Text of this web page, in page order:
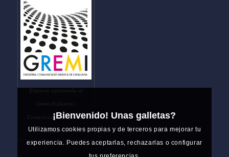
Empresa agremiada al
Gremi Indústria i
Comunicació Gràfica de
Catalunya
¡Bienvenido! Unas galletas?
Utilizamos cookies propias y de terceros para mejorar tu
experiencia. Puedes aceptarlas, rechazarlas o configurar